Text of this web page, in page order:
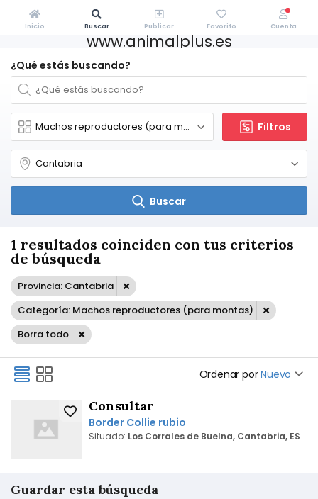
www.animalplus.es
¿Qué estás buscando?
Filtros
Buscar
1 resultados coinciden con tus criterios
de búsqueda
Provincia: Cantabria
Categoría: Machos reproductores (para montas)
Borra todo
Ordenar porNuevo
Consultar
Border Collie rubio
Situado: Los Corrales de Buelna, Cantabria, ES
Guardar esta búsqueda
Inicio Buscar Publicar Favorito Cuenta